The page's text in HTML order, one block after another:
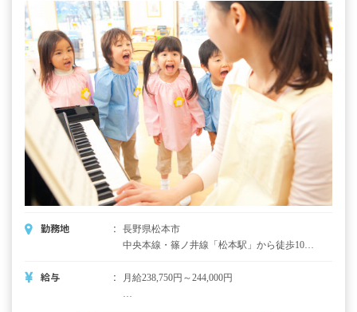
勤務地
長野県松本市
中央本線・篠ノ井線「松本駅」から徒歩10分
車場・駐輪場完備） ◇駅前には飲食店やコン
給与 月給238,750円～244,000円